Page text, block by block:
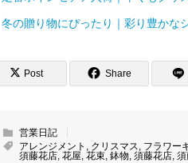
冬の贈り物にぴったり｜彩り豊かな
Post Share
営業日記
アレンジメント , クリスマス, フラワー
須藤花店, 花屋, 花束, 鉢物, 須藤花店, 須